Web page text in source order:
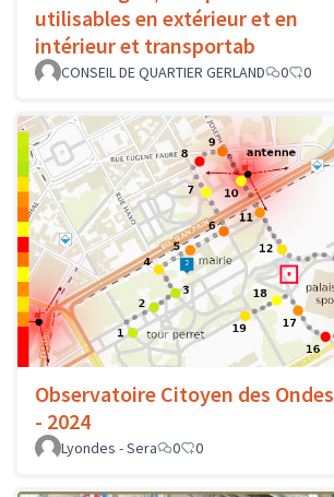
utilisables en extérieur et en
intérieur et transportab
CONSEIL DE QUARTIER GERLAND 0 0
Observatoire Citoyen des Ondes
- 2024
Lyondes - Sera
0 0